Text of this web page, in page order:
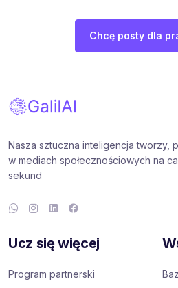
Chcę posty dla
Nasza sztuczna inteligencja tworzy,
w mediach społecznościowych na
sekund
Ucz się więcej
Program partnerski